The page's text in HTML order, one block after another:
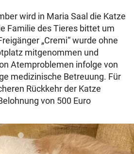
wird in Maria Saal die Katze
Familie des Tieres bittet um
„Cremi“ wurde ohne
mitgenommen und
Atemproblemen infolge von
medizinische Betreuung. Für
Rückkehr der Katze
von 500 Euro